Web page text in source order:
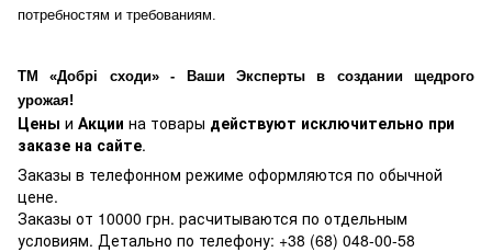
потребностям и требованиям.
ТМ «Добрі сходи» - Ваши Эксперты в создании щедрого
урожая!
Цены и Акции на товары действуют исключительно при
заказе на сайте.
Заказы в телефонном режиме оформляются по обычной
цене.
Заказы от 10000 грн. расчитываются по отдельным
условиям. Детально по телефону: +38 (68) 048-00-58